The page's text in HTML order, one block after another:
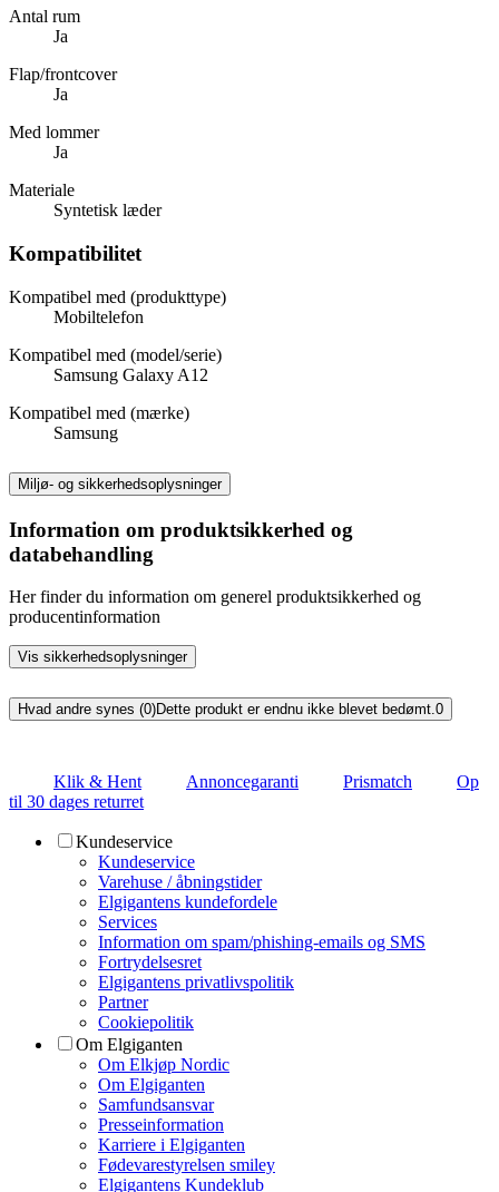
Antal rum
Ja
Flap/frontcover
Ja
Med lommer
Ja
Materiale
Syntetisk læder
Kompatibilitet
Kompatibel med (produkttype)
Mobiltelefon
Kompatibel med (model/serie)
Samsung Galaxy A12
Kompatibel med (mærke)
Samsung
Miljø- og sikkerhedsoplysninger
Information om produktsikkerhed og
databehandling
Her finder du information om generel produktsikkerhed og
producentinformation
Vis sikkerhedsoplysninger
Hvad andre synes (0)Dette produkt er endnu ikke blevet bedømt.0
Klik & Hent Annoncegaranti Prismatch
Op
til 30 dages returret
Kundeservice
Kundeservice
Varehuse / åbningstider
Elgigantens kundefordele
Services
Information om spam/phishing-emails og SMS
Fortrydelsesret
Elgigantens privatlivspolitik
Partner
Cookiepolitik
Om Elgiganten
Om Elkjøp Nordic
Om Elgiganten
Samfundsansvar
Presseinformation
Karriere i Elgiganten
Fødevarestyrelsen smiley
Elgigantens Kundeklub